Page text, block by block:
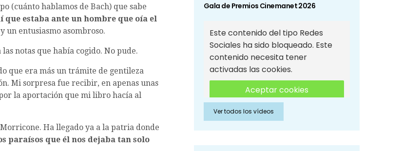
(cuánto hablamos de Bach) que sabe
que estaba ante un hombre que oía el
un entusiasmo asombroso.
notas que había cogido. No pude.
que era más un trámite de gentileza
Mi sorpresa fue recibir, en apenas unas
la aportación que mi libro hacía al
Ha llegado ya a la patria donde
paraísos que él nos dejaba tan solo
Gala de Premios Cinemanet 2026
Este contenido del tipo Redes
Sociales ha sido bloqueado. Este
contenido necesita tener
activadas las cookies.
Aceptar cookies
Aceptar cookies de Redes
Sociales
Ver todos los vídeos